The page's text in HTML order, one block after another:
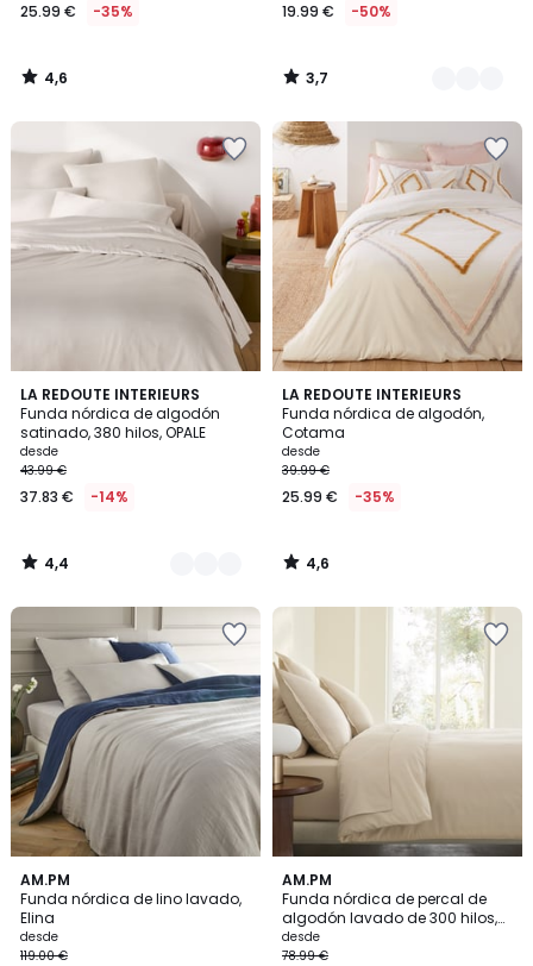
25.99 € -35%
4,6
/
19.99 € -50%
3,7
/
LA REDOUTE INTERIEURS
Funda nórdica de algodón
satinado, 380 hilos, OPALE
desde
43.99 €
37.83 € -14%
4,4
/ 5
7
Colores
4,4
/
LA REDOUTE INTERIEURS
Funda nórdica de algodón,
Cotama
desde
39.99 €
25.99 € -35%
4,6
/ 5
4,6
/
AM.PM
Funda nórdica de lino lavado,
Elina
desde
119.00 €
4,3
/ 5
25
Colores
AM.PM
Funda nórdica de percal de
algodón lavado de 300 hilos,
SABBAL
desde
78.99 €
3,5
/ 5
10
Colores